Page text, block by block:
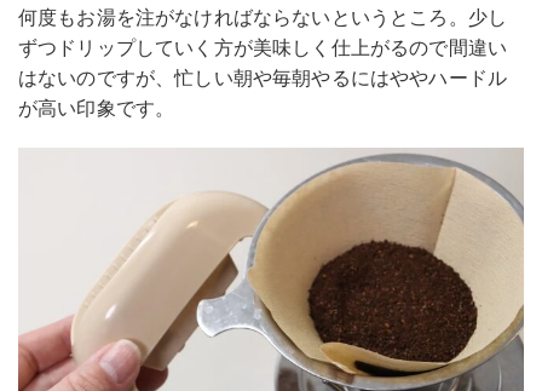
何度もお湯を注がなければならないというところ。少し
ずつドリップしていく方が美味しく仕上がるので間違い
はないのですが、忙しい朝や毎朝やるにはややハードル
が高い印象です。